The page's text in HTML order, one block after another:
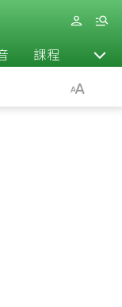
課程 退休